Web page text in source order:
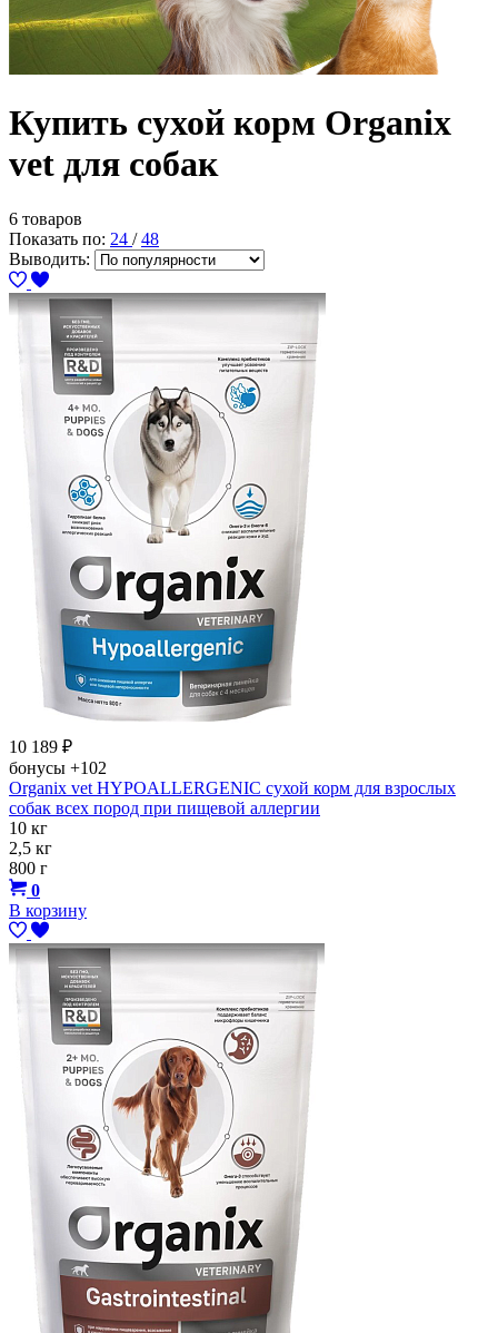
Купить сухой корм Organix
vet для собак
6 товаров
Показать по: 24 /48
Выводить:
10 189 ₽
бонусы +102
Organix vet HYPOALLERGENIC сухой корм для взрослых
собак всех пород при пищевой аллергии
10 кг
2,5 кг
800 г
0
В корзину